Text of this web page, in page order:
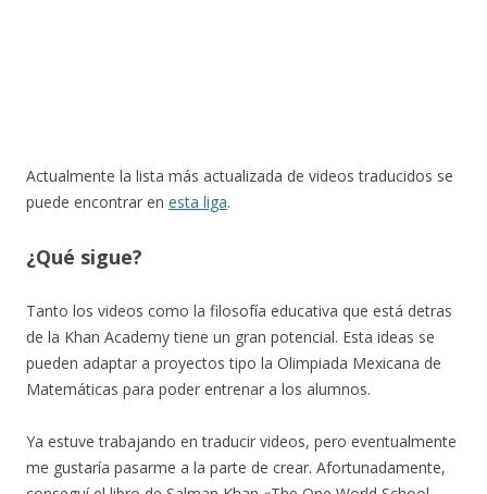
Actualmente la lista más actualizada de videos traducidos se
puede encontrar en esta liga.
¿Qué sigue?
Tanto los videos como la filosofía educativa que está detras
de la Khan Academy tiene un gran potencial. Esta ideas se
pueden adaptar a proyectos tipo la Olimpiada Mexicana de
Matemáticas para poder entrenar a los alumnos.
Ya estuve trabajando en traducir videos, pero eventualmente
me gustaría pasarme a la parte de crear. Afortunadamente,